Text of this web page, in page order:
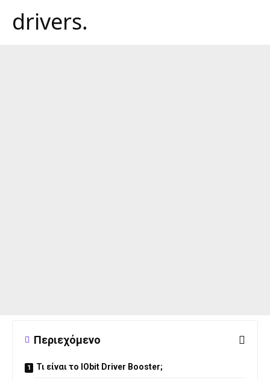
drivers.
Περιεχόμενο
Τι είναι το IObit Driver Booster;